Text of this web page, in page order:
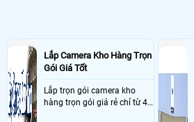
Lắp Camera Kho Hàng Trọn
Gói Giá Tốt
Lắp trọn gói camera kho
hàng trọn gói giá rẻ chỉ từ 4